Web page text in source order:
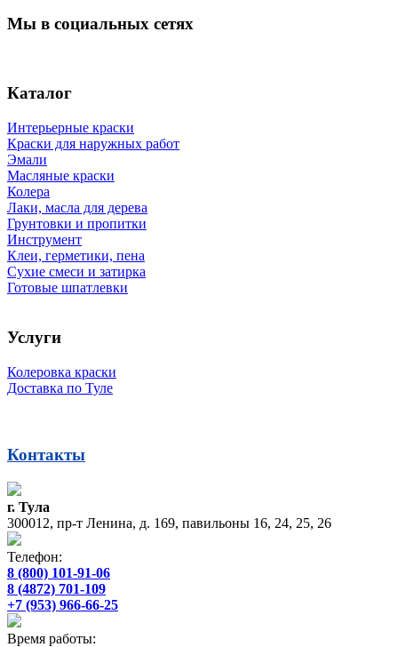
Мы в социальных сетях
Каталог
Интерьерные краски
Краски для наружных работ
Эмали
Масляные краски
Колера
Лаки, масла для дерева
Грунтовки и пропитки
Инструмент
Клеи, герметики, пена
Сухие смеси и затирка
Готовые шпатлевки
Услуги
Колеровка краски
Доставка по Туле
Контакты
г. Тула
300012, пр-т Ленина, д. 169, павильоны 16, 24, 25, 26
Телефон:
8 (800) 101-91-06
8 (4872) 701-109
+7 (953) 966-66-25
Время работы: